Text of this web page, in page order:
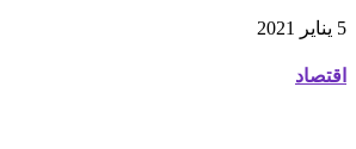
5 يناير 2021
اقتصاد